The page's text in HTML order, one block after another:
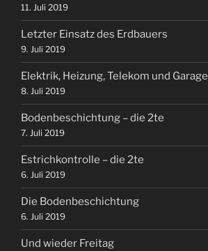
11. Juli 2019
Letzter Einsatz des Erdbauers
9. Juli 2019
Elektrik, Heizung, Telekom und Garage
8. Juli 2019
Bodenbeschichtung – die 2te
7. Juli 2019
Estrichkontrolle – die 2te
6. Juli 2019
Die Bodenbeschichtung
6. Juli 2019
Und wieder Freitag